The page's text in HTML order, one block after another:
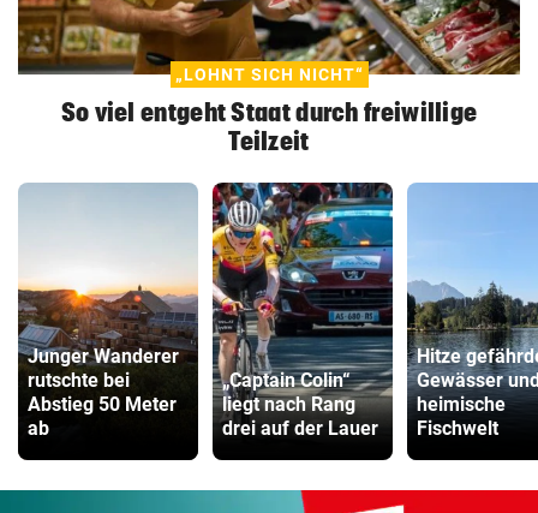
„LOHNT SICH NICHT“
So viel entgeht Staat durch freiwillige
Teilzeit
Junger Wanderer
rutschte bei
Abstieg 50 Meter
ab
„Captain Colin“
liegt nach Rang
drei auf der Lauer
Hitze
Gewässer
heimische
Fischwelt